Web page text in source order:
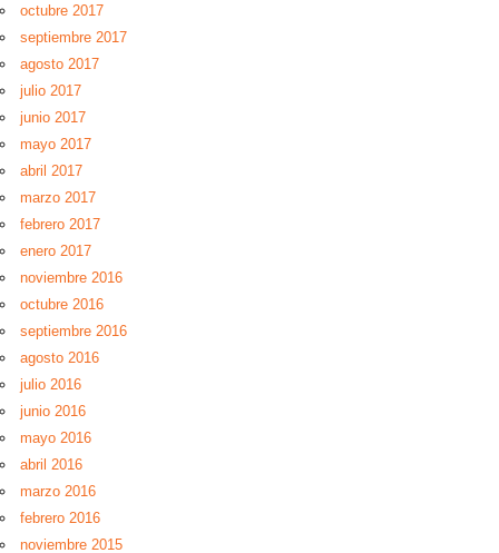
octubre 2017
septiembre 2017
agosto 2017
julio 2017
junio 2017
mayo 2017
abril 2017
marzo 2017
febrero 2017
enero 2017
noviembre 2016
octubre 2016
septiembre 2016
agosto 2016
julio 2016
junio 2016
mayo 2016
abril 2016
marzo 2016
febrero 2016
noviembre 2015